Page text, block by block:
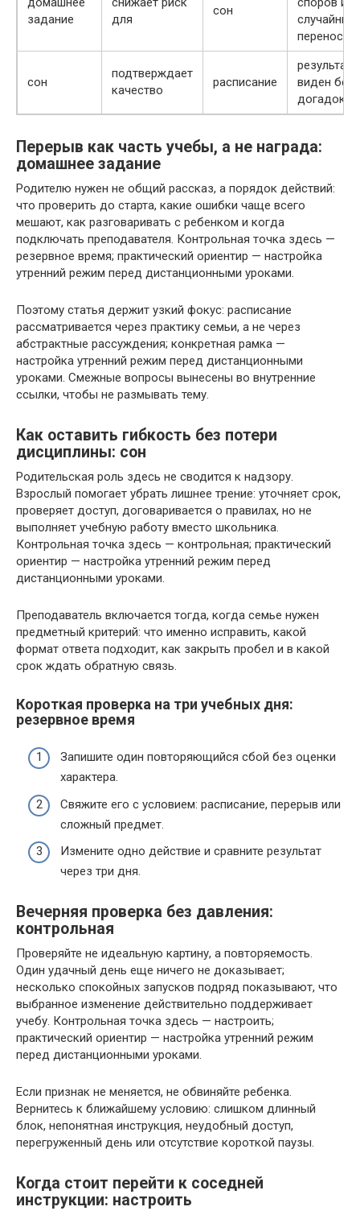
задание
для
сон
случайных
переносов
сон
подтверждает
качество
расписание
результат
виден без
догадок
Перерыв как часть учебы, а не награда:
домашнее задание
Родителю нужен не общий рассказ, а порядок действий:
что проверить до старта, какие ошибки чаще всего
мешают, как разговаривать с ребенком и когда
подключать преподавателя. Контрольная точка здесь —
резервное время; практический ориентир — настройка
утренний режим перед дистанционными уроками.
Поэтому статья держит узкий фокус: расписание
рассматривается через практику семьи, а не через
абстрактные рассуждения; конкретная рамка —
настройка утренний режим перед дистанционными
уроками. Смежные вопросы вынесены во внутренние
ссылки, чтобы не размывать тему.
Как оставить гибкость без потери
дисциплины: сон
Родительская роль здесь не сводится к надзору.
Взрослый помогает убрать лишнее трение: уточняет срок,
проверяет доступ, договаривается о правилах, но не
выполняет учебную работу вместо школьника.
Контрольная точка здесь — контрольная; практический
ориентир — настройка утренний режим перед
дистанционными уроками.
Преподаватель включается тогда, когда семье нужен
предметный критерий: что именно исправить, какой
формат ответа подходит, как закрыть пробел и в какой
срок ждать обратную связь.
Короткая проверка на три учебных дня:
резервное время
Запишите один повторяющийся сбой без оценки
характера.
Свяжите его с условием: расписание, перерыв или
сложный предмет.
Измените одно действие и сравните результат
через три дня.
Вечерняя проверка без давления:
контрольная
Проверяйте не идеальную картину, а повторяемость.
Один удачный день еще ничего не доказывает;
несколько спокойных запусков подряд показывают, что
выбранное изменение действительно поддерживает
учебу. Контрольная точка здесь — настроить;
практический ориентир — настройка утренний режим
перед дистанционными уроками.
Если признак не меняется, не обвиняйте ребенка.
Вернитесь к ближайшему условию: слишком длинный
блок, непонятная инструкция, неудобный доступ,
перегруженный день или отсутствие короткой паузы.
Когда стоит перейти к соседней
инструкции: настроить